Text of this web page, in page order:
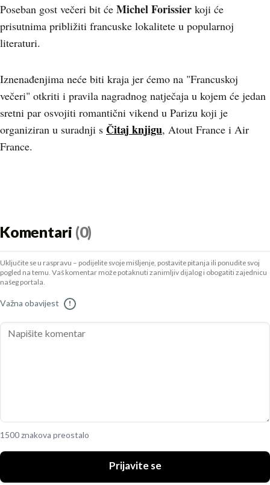
Poseban gost večeri bit će Michel Forissier koji će
prisutnima približiti francuske lokalitete u popularnoj
literaturi.
Iznenađenjima neće biti kraja jer ćemo na "Francuskoj
večeri" otkriti i pravila nagradnog natječaja u kojem će jedan
sretni par osvojiti romantični vikend u Parizu koji je
organiziran u suradnji s Čitaj knjigu, Atout France i Air
France.
Komentari (0)
Uključite se u raspravu – podijelite svoje mišljenje, postavite pitanja ili ponudite svoj
pogled na temu. Vaš komentar može potaknuti zanimljiv dijalog i obogatiti zajednicu
našeg portala.
Važna obavijest !
1500 znakova preostalo
Prijavite se